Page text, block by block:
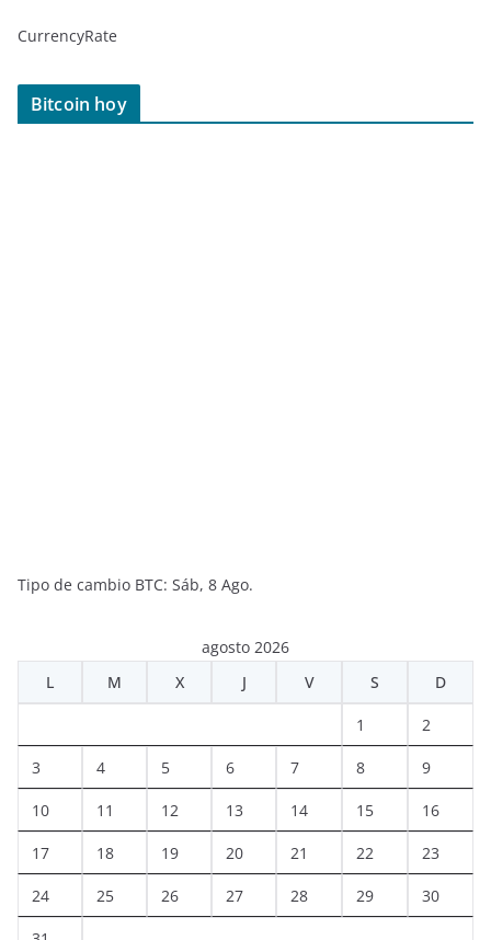
CurrencyRate
Bitcoin hoy
Tipo de cambio BTC: Sáb, 8 Ago.
agosto 2026
L
M X J V S D
1 2
3 4 5 6 7 8 9
10 11 12 13 14 15 16
17 18 19 20 21 22 23
24 25 26 27 28 29 30